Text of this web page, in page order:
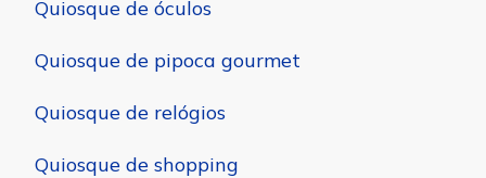
Quiosque de óculos
Quiosque de pipoca gourmet
Quiosque de relógios
Quiosque de shopping